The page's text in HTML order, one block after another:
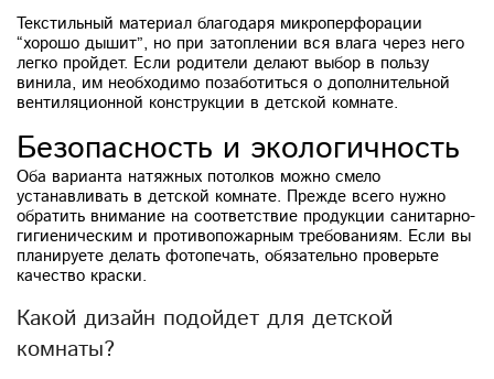
Текстильный материал благодаря микроперфорации
“хорошо дышит”, но при затоплении вся влага через него
легко пройдет. Если родители делают выбор в пользу
винила, им необходимо позаботиться о дополнительной
вентиляционной конструкции в детской комнате.
Безопасность и экологичность
Оба варианта натяжных потолков можно смело
устанавливать в детской комнате. Прежде всего нужно
обратить внимание на соответствие продукции санитарно-
гигиеническим и противопожарным требованиям. Если вы
планируете делать фотопечать, обязательно проверьте
качество краски.
Какой дизайн подойдет для детской
комнаты?